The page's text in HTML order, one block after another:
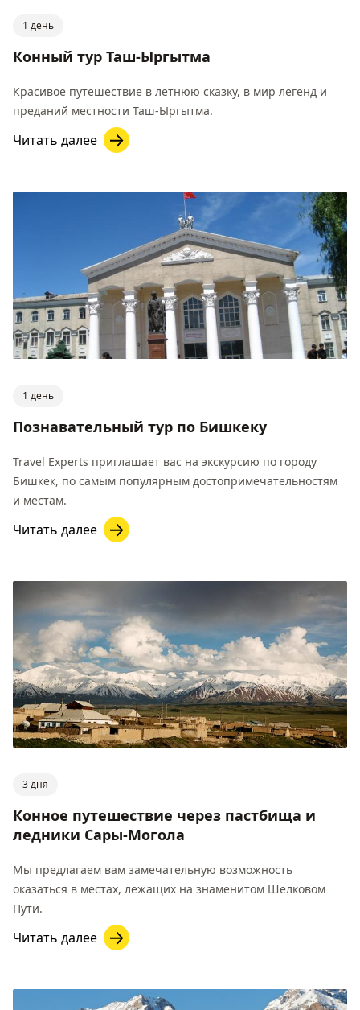
1 день
Конный тур Таш-Ыргытма
Красивое путешествие в летнюю сказку, в мир легенд и
преданий местности Таш-Ыргытма.
Читать далее
1 день
Познавательный тур по Бишкеку
Travel Experts приглашает вас на экскурсию по городу
Бишкек, по самым популярным достопримечательностям
и местам.
Читать далее
3 дня
Конное путешествие через пастбища и
ледники Сары-Могола
Мы предлагаем вам замечательную возможность
оказаться в местах, лежащих на знаменитом Шелковом
Пути.
Читать далее